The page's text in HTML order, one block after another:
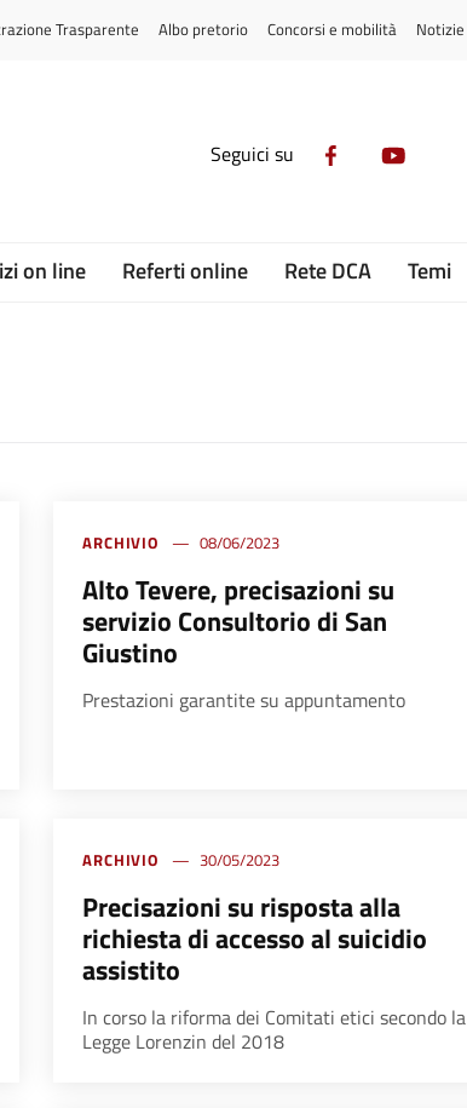
Trasparente Albo pretorio Concorsi e mobilità Notizie
Seguici su
on line Referti online Rete DCA Temi
ARCHIVIO 08/06/2023
Alto Tevere, precisazioni su
servizio Consultorio di San
Giustino
Prestazioni garantite su appuntamento
ARCHIVIO 30/05/2023
Precisazioni su risposta alla
richiesta di accesso al suicidio
assistito
In corso la riforma dei Comitati etici secondo la
Legge Lorenzin del 2018